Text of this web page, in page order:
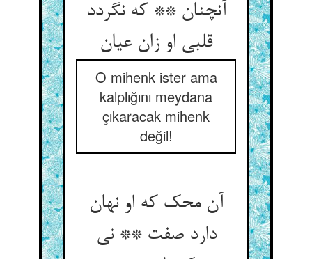
آنچنان ** که نگردد
قلبی او زان عیان
O mihenk ister ama
kalplığını meydana
çıkaracak mihenk
değil!
آن محک که او نهان
دارد صفت ** نی